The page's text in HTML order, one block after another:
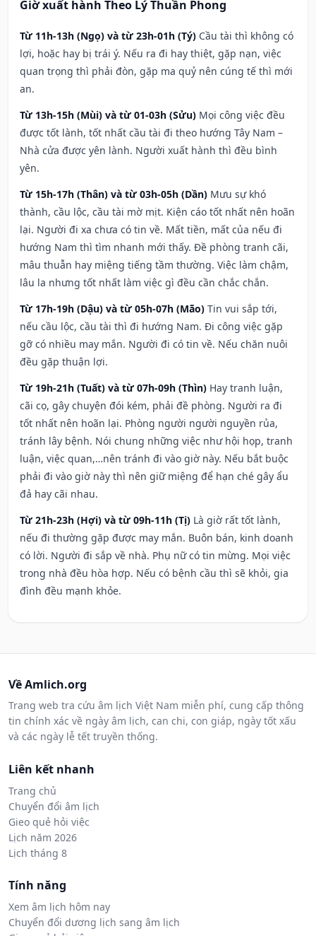
Giờ xuất hành Theo Lý Thuần Phong
Từ 11h-13h (Ngọ) và từ 23h-01h (Tý) Cầu tài thì không có
lợi, hoặc hay bị trái ý. Nếu ra đi hay thiệt, gặp nạn, việc
quan trọng thì phải đòn, gặp ma quỷ nên cúng tế thì mới
an.
Từ 13h-15h (Mùi) và từ 01-03h (Sửu) Mọi công việc đều
được tốt lành, tốt nhất cầu tài đi theo hướng Tây Nam –
Nhà cửa được yên lành. Người xuất hành thì đều bình
yên.
Từ 15h-17h (Thân) và từ 03h-05h (Dần) Mưu sự khó
thành, cầu lộc, cầu tài mờ mịt. Kiện cáo tốt nhất nên hoãn
lại. Người đi xa chưa có tin về. Mất tiền, mất của nếu đi
hướng Nam thì tìm nhanh mới thấy. Đề phòng tranh cãi,
mâu thuẫn hay miệng tiếng tầm thường. Việc làm chậm,
lâu la nhưng tốt nhất làm việc gì đều cần chắc chắn.
Từ 17h-19h (Dậu) và từ 05h-07h (Mão) Tin vui sắp tới,
nếu cầu lộc, cầu tài thì đi hướng Nam. Đi công việc gặp
gỡ có nhiều may mắn. Người đi có tin về. Nếu chăn nuôi
đều gặp thuận lợi.
Từ 19h-21h (Tuất) và từ 07h-09h (Thìn) Hay tranh luận,
cãi cọ, gây chuyện đói kém, phải đề phòng. Người ra đi
tốt nhất nên hoãn lại. Phòng người người nguyền rủa,
tránh lây bệnh. Nói chung những việc như hội họp, tranh
luận, việc quan,…nên tránh đi vào giờ này. Nếu bắt buộc
phải đi vào giờ này thì nên giữ miệng để hạn ché gây ẩu
đả hay cãi nhau.
Từ 21h-23h (Hợi) và từ 09h-11h (Tị) Là giờ rất tốt lành,
nếu đi thường gặp được may mắn. Buôn bán, kinh doanh
có lời. Người đi sắp về nhà. Phụ nữ có tin mừng. Mọi việc
trong nhà đều hòa hợp. Nếu có bệnh cầu thì sẽ khỏi, gia
đình đều mạnh khỏe.
Về Amlich.org
Trang web tra cứu âm lịch Việt Nam miễn phí, cung cấp thông
tin chính xác về ngày âm lịch, can chi, con giáp, ngày tốt xấu
và các ngày lễ tết truyền thống.
Liên kết nhanh
Trang chủ
Chuyển đổi âm lịch
Gieo quẻ hỏi việc
Lịch năm 2026
Lịch tháng 8
Tính năng
Xem âm lịch hôm nay
Chuyển đổi dương lịch sang âm lịch